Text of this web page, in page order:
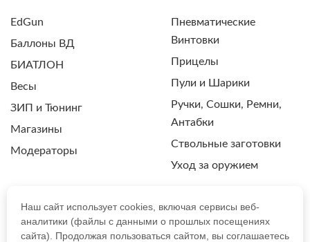
EdGun
Баллоны ВД
БИАТЛОН
Весы
ЗИП и Тюнинг
Магазины
Модераторы
Пневматические
Винтовки
Прицелы
Пули и Шарики
Ручки, Сошки, Ремни,
Антабки
Ствольные заготовки
Уход за оружием
ПОЛИТИКА КОНФИДЕНЦИАЛЬНОСТИ
Наш сайт использует cookies, включая сервисы веб-
аналитики (файлы с данными о прошлых посещениях
сайта). Продолжая пользоваться сайтом, вы соглашаетесь